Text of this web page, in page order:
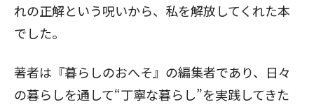
れの正解という呪いから、私を解放してくれた本
でした。
著者は『暮らしのおへそ』の編集者であり、日々
の暮らしを通して“丁寧な暮らし”を実践してきた